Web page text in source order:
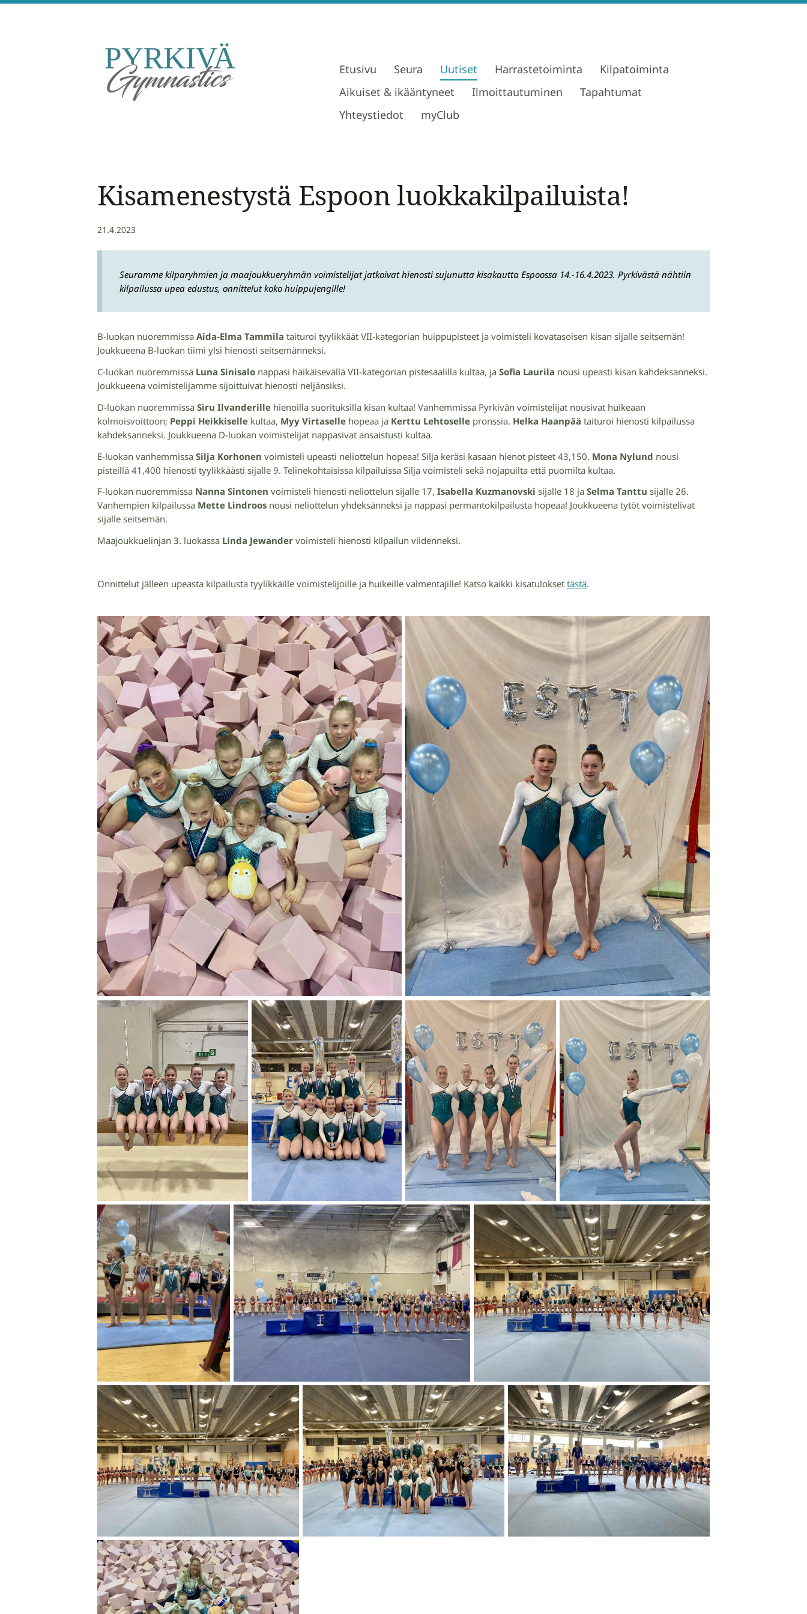
Pyrkivä Gymnastics
Etusivu Seura Uutiset Harrastetoiminta
Kilpatoiminta
Aikuiset & ikääntyneet
Ilmoittautuminen
Tapahtumat
Yhteystiedot
myClub
Kisamenestystä Espoon luokkakilpailuista!
21.4.2023
Seuramme kilparyhmien ja maajoukkueryhmän voimistelijat jatkoivat hienosti sujunutta kisakautta Espoossa 14.-16.4.2023. Pyrkivästä nähtiin
kilpailussa upea edustus, onnittelut koko huippujengille!
B-luokan nuoremmissa Aida-Elma Tammila taituroi tyylikkäät VII-kategorian huippupisteet ja voimisteli kovatasoisen kisan sijalle seitsemän!
Joukkueena B-luokan tiimi ylsi hienosti seitsemänneksi.
C-luokan nuoremmissa Luna Sinisalo nappasi häikäisevällä VII-kategorian pistesaalilla kultaa, ja Sofia Laurila nousi upeasti kisan kahdeksanneksi.
Joukkueena voimistelijamme sijoittuivat hienosti neljänsiksi.
D-luokan nuoremmissa Siru Ilvanderille hienoilla suorituksilla kisan kultaa! Vanhemmissa Pyrkivän voimistelijat nousivat huikeaan
kolmoisvoittoon; Peppi Heikkiselle kultaa, Myy Virtaselle hopeaa ja Kerttu Lehtoselle pronssia. Helka Haanpää taituroi hienosti kilpailussa
kahdeksanneksi. Joukkueena D-luokan voimistelijat nappasivat ansaistusti kultaa.
E-luokan vanhemmissa Silja Korhonen voimisteli upeasti neliottelun hopeaa! Silja keräsi kasaan hienot pisteet 43,150. Mona Nylund nousi
pisteillä 41,400 hienosti tyylikkäästi sijalle 9. Telinekohtaisissa kilpailuissa Silja voimisteli sekä nojapuilta että puomilta kultaa.
F-luokan nuoremmissa Nanna Sintonen voimisteli hienosti neliottelun sijalle 17, Isabella Kuzmanovski sijalle 18 ja Selma Tanttu sijalle 26.
Vanhempien kilpailussa Mette Lindroos nousi neliottelun yhdeksänneksi ja nappasi permantokilpailusta hopeaa! Joukkueena tytöt voimistelivat
sijalle seitsemän.
Maajoukkuelinjan 3. luokassa Linda Jewander voimisteli hienosti kilpailun viidenneksi.
Onnittelut jälleen upeasta kilpailusta tyylikkäille voimistelijoille ja huikeille valmentajille! Katso kaikki kisatulokset tästä.